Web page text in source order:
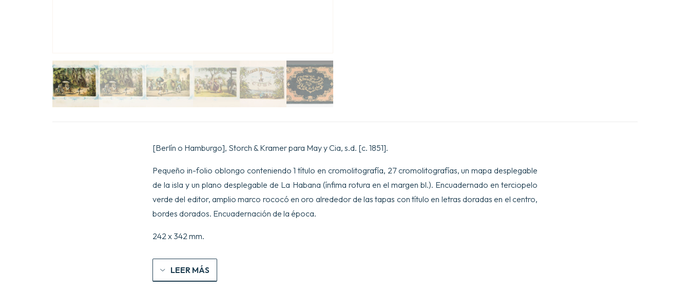
[Berlín o Hamburgo], Storch & Kramer para May y Cia, s.d. [c. 1851].
Pequeño in-folio oblongo conteniendo 1 título en cromolitografía, 27 cromolitografías, un mapa desplegable
de la isla y un plano desplegable de La Habana (ínfima rotura en el margen bl.). Encuadernado en terciopelo
verde del editor, amplio marco rococó en oro alrededor de las tapas con título en letras doradas en el centro,
bordes dorados. Encuadernación de la época.
242 x 342 mm.
LEER MÁS